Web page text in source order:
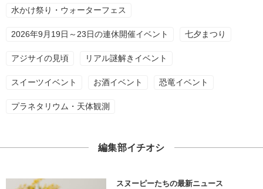
水かけ祭り・ウォーターフェス
2026年9月19日～23日の連休開催イベント 七夕まつり
アジサイの見頃 リアル謎解きイベント
スイーツイベント お酒イベント 恐竜イベント
プラネタリウム・天体観測
編集部イチオシ
スヌーピーたちの最新ニュース